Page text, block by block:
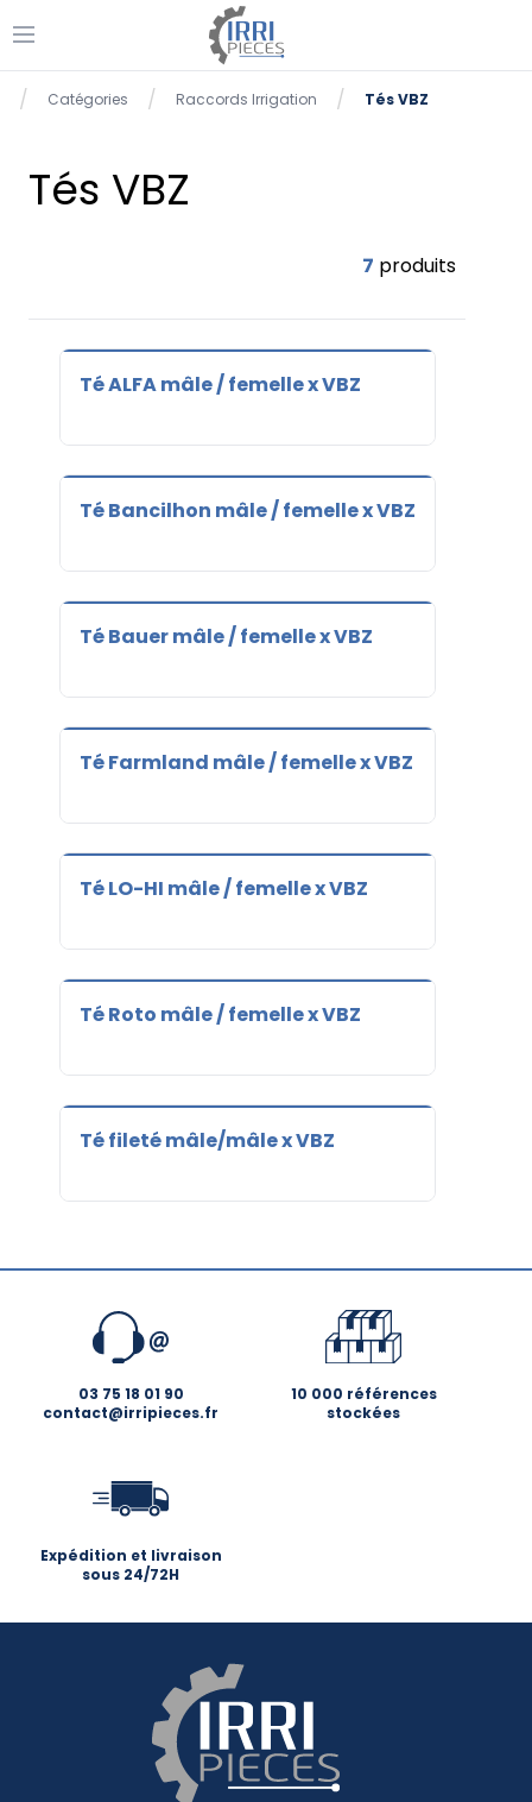
Ouvrir le menu
Accueil
/ Catégories / Raccords Irrigation / Tés VBZ
Tés VBZ
7 produits
Té ALFA mâle / femelle x VBZ
Té Bancilhon mâle / femelle x VBZ
Té Bauer mâle / femelle x VBZ
Té Farmland mâle / femelle x VBZ
Té LO-HI mâle / femelle x VBZ
Té Roto mâle / femelle x VBZ
Té fileté mâle/mâle x VBZ
03 75 18 01 90
contact@irripieces.fr
10 000 références
stockées
Expédition et livraison
sous 24/72H